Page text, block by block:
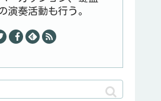
演奏活動も行う。